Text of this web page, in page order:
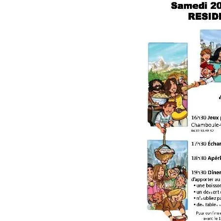
Activités sports
Services
Vie de résidence
Cadre de vie
~ La Fabrique